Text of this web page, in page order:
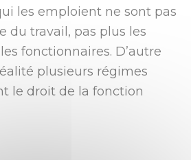
les emploient ne sont pas
du travail, pas plus les
fonctionnaires. D’autre
plusieurs régimes
le droit de la fonction